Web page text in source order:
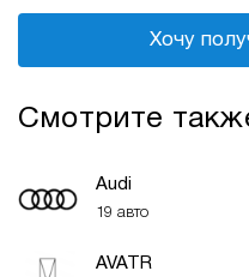
Хочу
Смотрите
Audi
19 авто
AVATR